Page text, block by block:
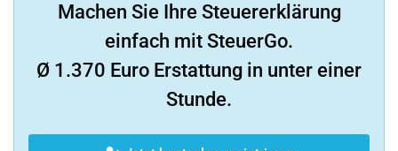
Machen Sie Ihre Steuererklärung
einfach mit SteuerGo.
Ø 1.370 Euro Erstattung in unter einer
Stunde.